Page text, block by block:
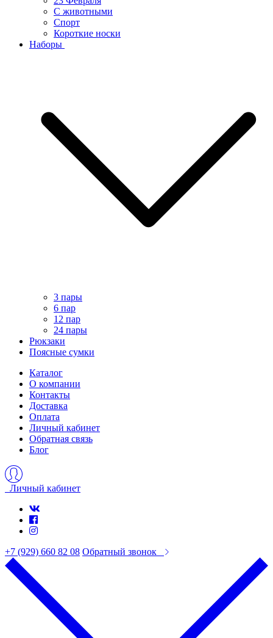
С животными
Спорт
Короткие носки
Наборы
3 пары
6 пар
12 пар
24 пары
Рюкзаки
Поясные сумки
Каталог
О компании
Контакты
Доставка
Оплата
Личный кабинет
Обратная связь
Блог
Личный кабинет
+7 (929) 660 82 08 Обратный звонок